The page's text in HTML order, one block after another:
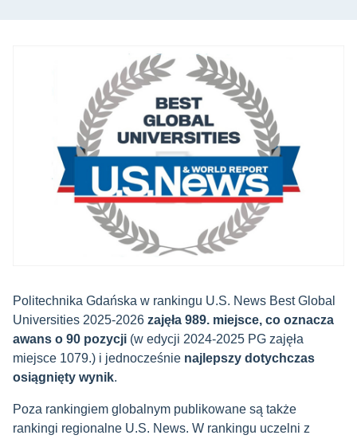
Politechnika Gdańska w rankingu U.S. News Best Global
Universities 2025-2026 zajęła 989. miejsce, co oznacza
awans o 90 pozycji (w edycji 2024-2025 PG zajęła
miejsce 1079.) i jednocześnie najlepszy dotychczas
osiągnięty wynik.
Poza rankingiem globalnym publikowane są także
rankingi regionalne U.S. News. W rankingu uczelni z